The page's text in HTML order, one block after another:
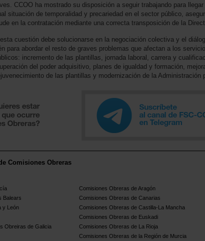
CCOO ha mostrado su disposición a seguir trabajando para
situación de temporalidad y precariedad en el sector público,
en la contratación mediante una correcta transposición de la
cuestión debe solucionarse en la negociación colectiva y el
para abordar el resto de graves problemas que afectan a los
incremento de las plantillas, jornada laboral, carrera y
del poder adquisitivo, planes de igualdad y formación,
de las plantillas y modernización de la Administración
Comisiones Obreras
Comisiones Obreras de Aragón
Balears
Comisiones Obreras de Canarias
y León
Comisiones Obreras de Castilla-La Mancha
Comisiones Obreras de Euskadi
Obreiras de Galicia
Comisiones Obreras de La Rioja
Comisiones Obreras de la Región de Murcia